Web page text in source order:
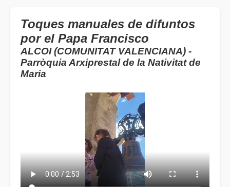
Toques manuales de difuntos
por el Papa Francisco
ALCOI (COMUNITAT VALENCIANA) -
Parròquia Arxiprestal de la Nativitat de
Maria